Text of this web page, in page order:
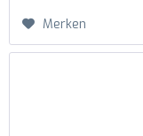
Merken